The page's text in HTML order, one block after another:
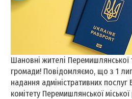
Шановні жителі Перемишлянської
громади! Повідомляємо, що з 1
надання адміністративних послуг
комітету Перемишлянської